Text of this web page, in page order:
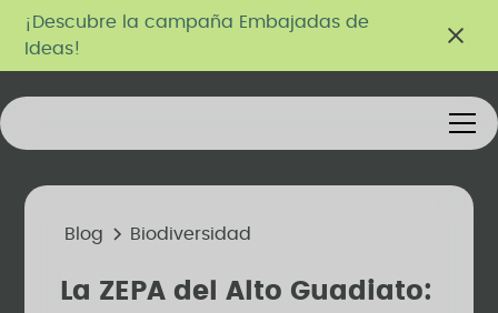
¡Descubre la campaña Embajadas de
Ideas!
Blog Biodiversidad
La ZEPA del Alto Guadiato: